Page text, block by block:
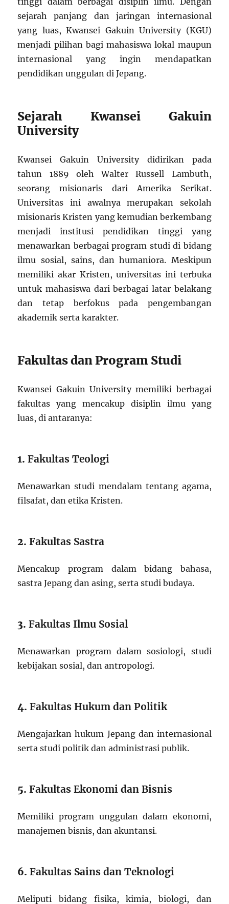
sejarah panjang dan jaringan internasional
yang luas, Kwansei Gakuin University (KGU)
menjadi pilihan bagi mahasiswa lokal maupun
internasional yang ingin mendapatkan
pendidikan unggulan di Jepang.
Sejarah Kwansei Gakuin
University
Kwansei Gakuin University didirikan pada
tahun 1889 oleh Walter Russell Lambuth,
seorang misionaris dari Amerika Serikat.
Universitas ini awalnya merupakan sekolah
misionaris Kristen yang kemudian berkembang
menjadi institusi pendidikan tinggi yang
menawarkan berbagai program studi di bidang
ilmu sosial, sains, dan humaniora. Meskipun
memiliki akar Kristen, universitas ini terbuka
untuk mahasiswa dari berbagai latar belakang
dan tetap berfokus pada pengembangan
akademik serta karakter.
Fakultas dan Program Studi
Kwansei Gakuin University memiliki berbagai
fakultas yang mencakup disiplin ilmu yang
luas, di antaranya:
1.Fakultas Teologi
Menawarkan studi mendalam tentang agama,
filsafat, dan etika Kristen.
2.Fakultas Sastra
Mencakup program dalam bidang bahasa,
sastra Jepang dan asing, serta studi budaya.
3.Fakultas Ilmu Sosial
Menawarkan program dalam sosiologi, studi
kebijakan sosial, dan antropologi.
4.Fakultas Hukum dan Politik
Mengajarkan hukum Jepang dan internasional
serta studi politik dan administrasi publik.
5.Fakultas Ekonomi dan Bisnis
Memiliki program unggulan dalam ekonomi,
manajemen bisnis, dan akuntansi.
6.Fakultas Sains dan Teknologi
Meliputi bidang fisika, kimia, biologi, dan